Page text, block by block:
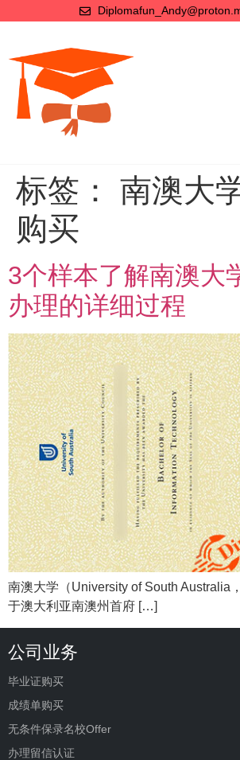
标签： 南澳大
购买
3个样本了解南澳大
办理的详细过程
南澳大学（University of South Australia
于澳大利亚南澳州首府 […]
公司业务
毕业证购买
成绩单购买
无条件保录名校Offer
办理留信认证